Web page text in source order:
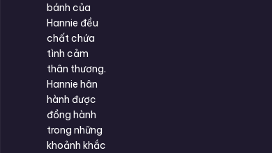
bánh của
Hannie đều
chất chứa
tình cảm
thân thương.
Hannie hân
hành được
đồng hành
trong những
khoảnh khắc